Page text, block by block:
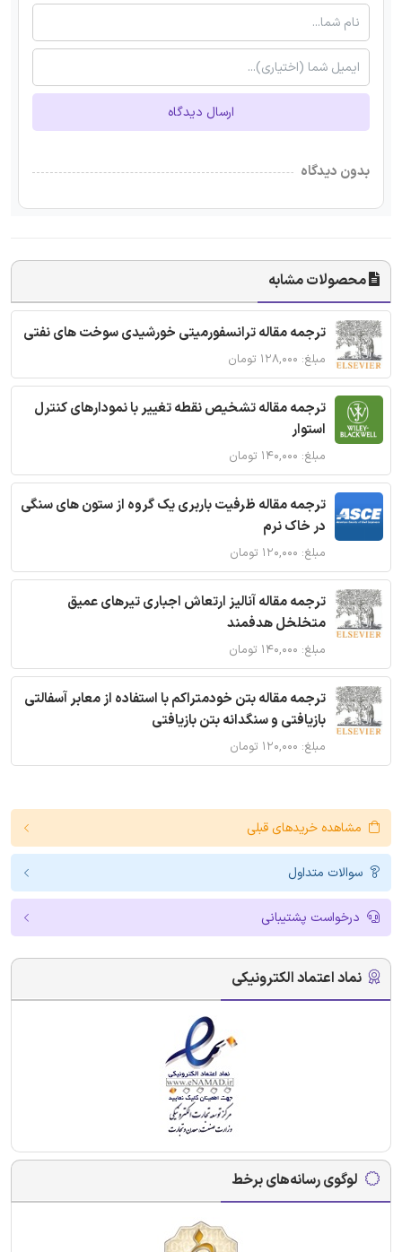
ارسال دیدگاه
بدون دیدگاه
محصولات مشابه
ترجمه مقاله ترانسفورمیتی خورشیدی سوخت های نفتی
مبلغ: ۱۲۸,۰۰۰ تومان
ترجمه مقاله تشخیص نقطه تغییر با نمودارهای کنترل
استوار
مبلغ: ۱۴۰,۰۰۰ تومان
ترجمه مقاله ظرفیت باربری یک گروه از ستون های سنگی
در خاک نرم
مبلغ: ۱۲۰,۰۰۰ تومان
ترجمه مقاله آنالیز ارتعاش اجباری تیرهای عمیق
متخلخل هدفمند
مبلغ: ۱۴۰,۰۰۰ تومان
ترجمه مقاله بتن خودمتراکم با استفاده از معابر آسفالتی
بازیافتی و سنگدانه بتن بازیافتی
مبلغ: ۱۲۰,۰۰۰ تومان
مشاهده خریدهای قبلی
سوالات متداول
درخواست پشتیبانی
نماد اعتماد الکترونیکی
لوگوی رسانه‌های برخط